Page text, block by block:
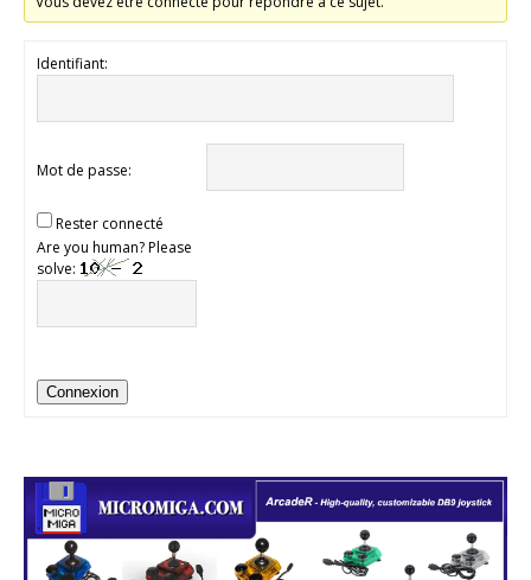
Identifiant:
Mot de passe:
Rester connecté
Are you human? Please
solve:
Connexion